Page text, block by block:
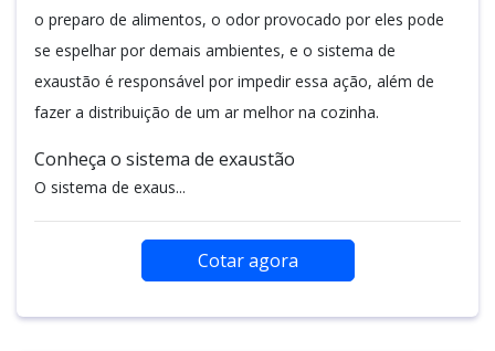
o preparo de alimentos, o odor provocado por eles pode
se espelhar por demais ambientes, e o sistema de
exaustão é responsável por impedir essa ação, além de
fazer a distribuição de um ar melhor na cozinha.
Conheça o sistema de exaustão
O sistema de exaus...
Cotar agora